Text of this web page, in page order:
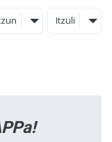
Itzuli